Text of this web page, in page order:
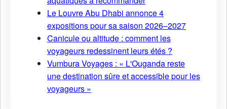
Le Louvre Abu Dhabi annonce 4
expositions pour sa saison 2026–2027
Canicule ou altitude : comment les
voyageurs redessinent leurs étés ?
Vumbura Voyages : « L'Ouganda reste
une destination sûre et accessible pour les
voyageurs »